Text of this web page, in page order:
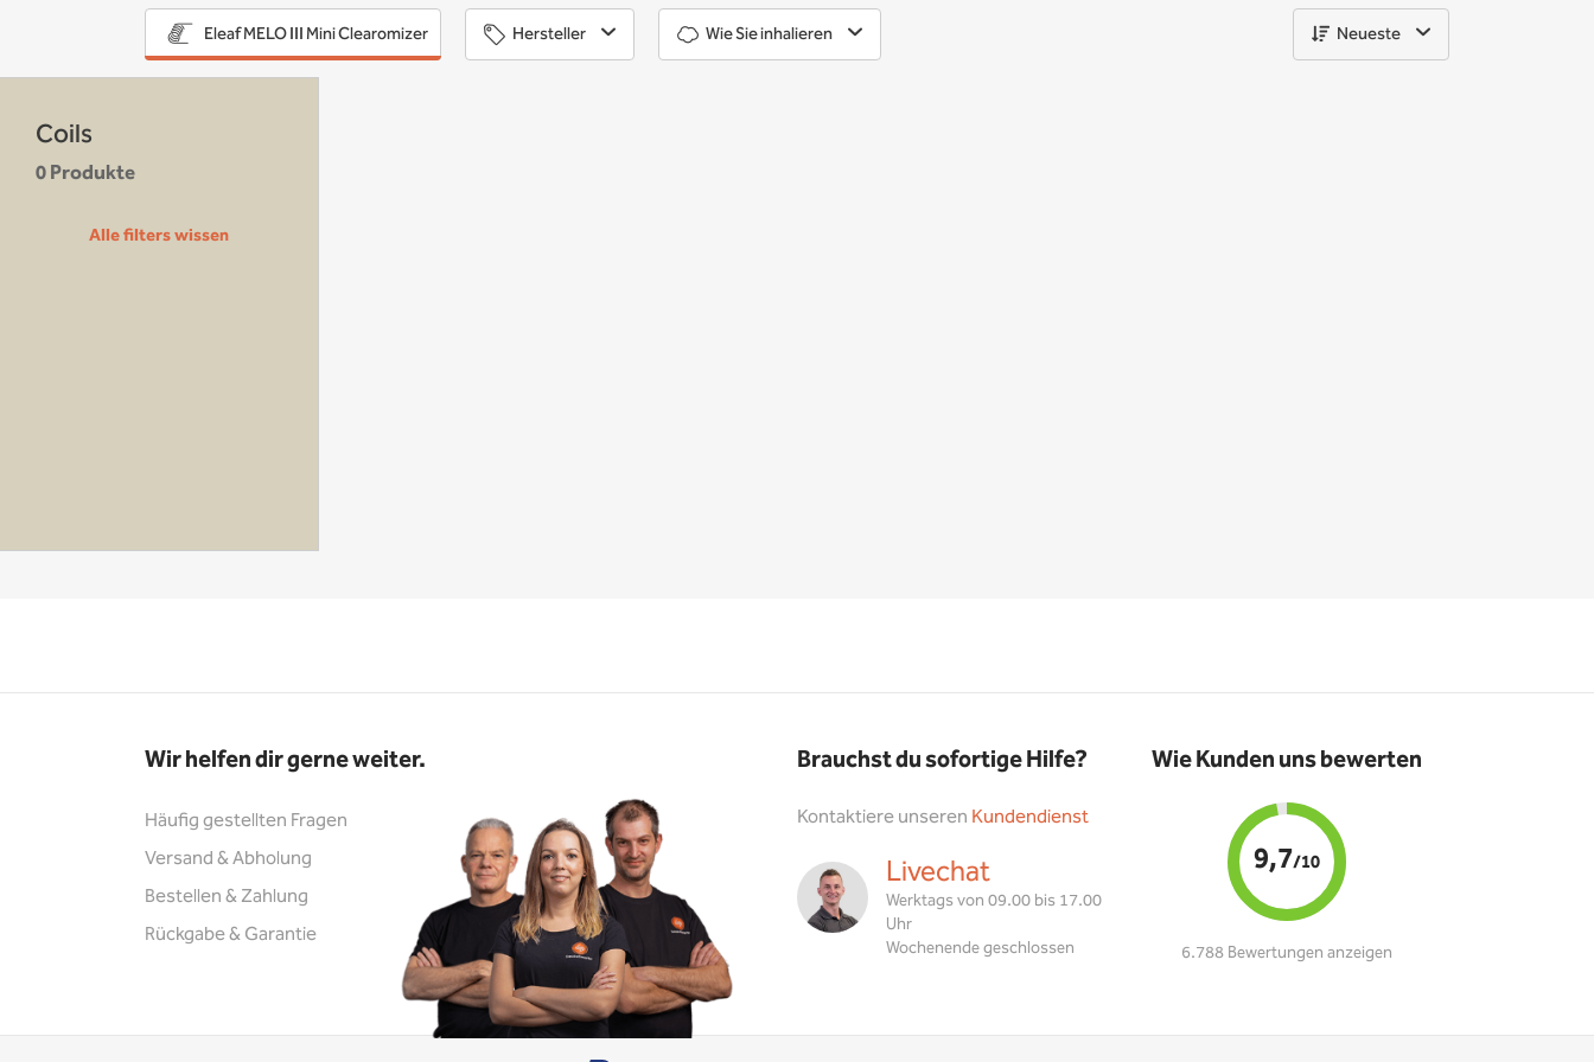
Eleaf MELO III Mini Clearomizer Hersteller Wie Sie inhalieren Neueste
Coils
0 Produkte
Alle filters wissen
Wir helfen dir gerne weiter.
Häufig gestellten Fragen
Versand & Abholung
Bestellen & Zahlung
Rückgabe & Garantie
Brauchst du sofortige Hilfe?
Kontaktiere unseren Kundendienst
Livechat
Werktags von 09.00 bis 17.00
Uhr
Wochenende geschlossen
Wie Kunden uns bewerten
9,7/10
6.788 Bewertungen anzeigen